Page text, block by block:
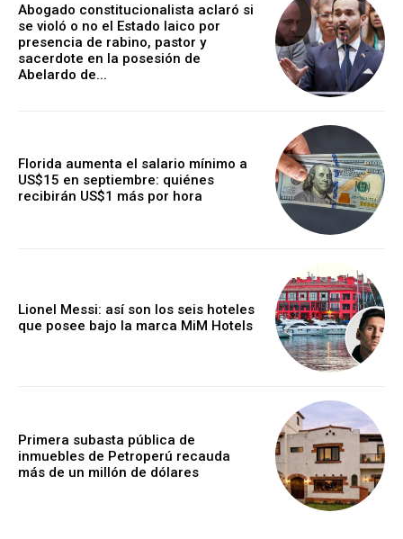
Abogado constitucionalista aclaró si
se violó o no el Estado laico por
presencia de rabino, pastor y
sacerdote en la posesión de
Abelardo de...
Florida aumenta el salario mínimo a
US$15 en septiembre: quiénes
recibirán US$1 más por hora
Lionel Messi: así son los seis hoteles
que posee bajo la marca MiM Hotels
Primera subasta pública de
inmuebles de Petroperú recauda
más de un millón de dólares